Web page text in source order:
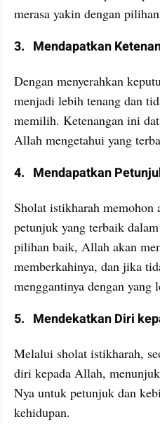
merasa yakin dengan
3.   Mendapatkan
Dengan menyerahkan
menjadi lebih tenang dan
memilih. Ketenangan ini
Allah mengetahui yang
4.   Mendapatkan
Sholat istikharah
petunjuk yang terbaik
pilihan baik, Allah akan
memberkahinya, dan jika
menggantinya dengan yang
5.   Mendekatkan Diri
Melalui sholat istikharah,
diri kepada Allah,
Nya untuk petunjuk dan
kehidupan.